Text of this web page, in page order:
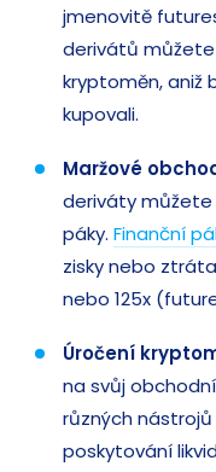
jmenovitě
derivátů
kryptoměn, aniž
kupovali.
Maržové
deriváty
páky.Finanční
zisky nebo
nebo 125x
Úročení
na svůj
různých
poskytování